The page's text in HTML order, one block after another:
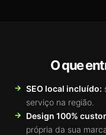
O que
SEO local incluído:
serviço na região.
Design 100%
própria da sua